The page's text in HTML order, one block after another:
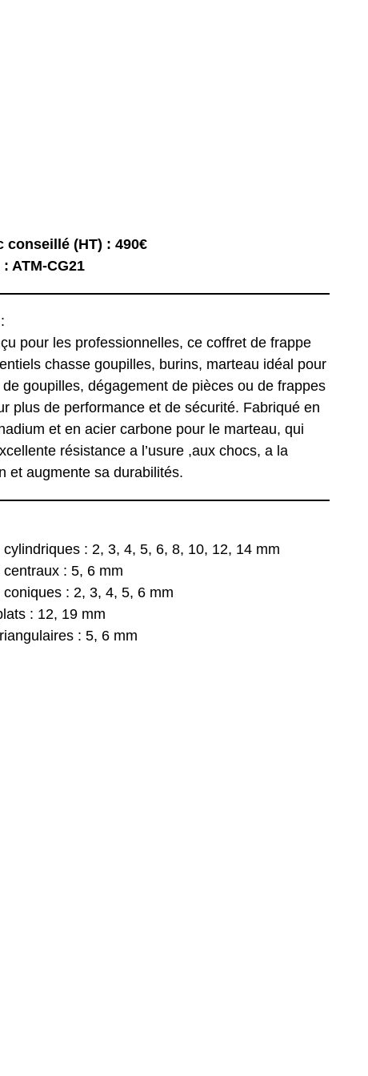
conseillé (HT) : 490€
ATM-CG21
:
pour les professionnelles, ce coffret de frappe
chasse goupilles, burins, marteau idéal pour
de goupilles, dégagement de pièces ou de frappes
plus de performance et de sécurité. Fabriqué en
et en acier carbone pour le marteau, qui
résistance a l’usure ,aux chocs, a la
et augmente sa durabilités.
: 2, 3, 4, 5, 6, 8, 10, 12, 14 mm
: 5, 6 mm
: 2, 3, 4, 5, 6 mm
: 12, 19 mm
: 5, 6 mm